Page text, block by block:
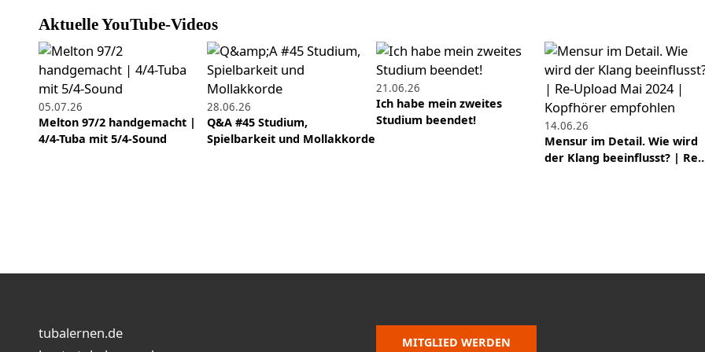
Aktuelle YouTube-Videos
05.07.26
Melton 97/2 handgemacht |
4/4-Tuba mit 5/4-Sound
28.06.26
Q&A #45 Studium,
Spielbarkeit und Mollakkorde
21.06.26
Ich habe mein zweites
Studium beendet!
14.06.26
Mensur im Detail. Wie wird
der Klang beeinflusst? |
tubalernen.de
MITGLIED WERDEN